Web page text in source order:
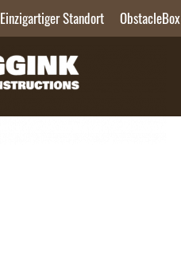
Einzigartiger Standort ObstacleBox